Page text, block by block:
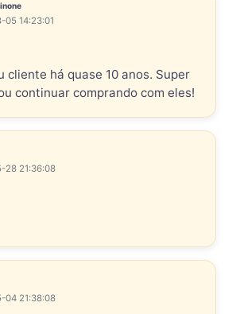
05 14:23:01
cliente há quase 10 anos. Super
continuar comprando com eles!
28 21:36:08
04 21:38:08